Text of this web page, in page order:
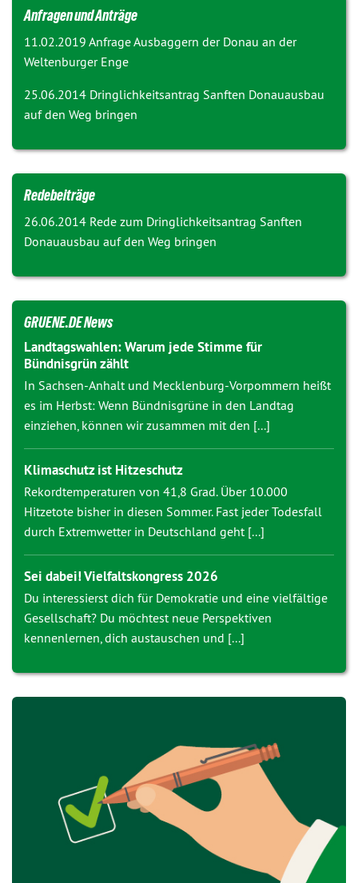
Anfragen und Anträge
11.02.2019 AnfrageAusbaggern der Donau an der
Weltenburger Enge
25.06.2014 Dringlichkeitsantrag Sanften Donauausbau
auf den Weg bringen
Redebeiträge
26.06.2014 Rede zum Dringlichkeitsantrag Sanften
Donauausbau auf den Weg bringen
GRUENE.DE News
Landtagswahlen: Warum jede Stimme für
Bündnisgrün zählt
In Sachsen-Anhalt und Mecklenburg-Vorpommern heißt
es im Herbst: Wenn Bündnisgrüne in den Landtag
einziehen, können wir zusammen mit den [...]
Klimaschutz ist Hitzeschutz
Rekordtemperaturen von 41,8 Grad. Über 10.000
Hitzetote bisher in diesen Sommer. Fast jeder Todesfall
durch Extremwetter in Deutschland geht [...]
Sei dabei! Vielfaltskongress 2026
Du interessierst dich für Demokratie und eine vielfältige
Gesellschaft? Du möchtest neue Perspektiven
kennenlernen, dich austauschen und [...]